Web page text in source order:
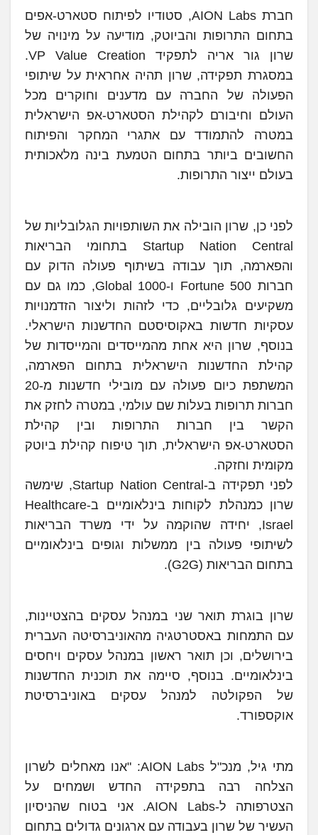
חברת AION Labs, סטודיו לפיתוח סטארט-אפים
בתחום התרופות והביוטק, מודיעה על מינויה של
שרון גור אריה לתפקיד VP Value Creation.
במסגרת תפקידה, שרון תהיה אחראית על שיתופי
הפעולה של החברה עם מדענים וחוקרים מכל
העולם וחיבורם לקהילת הסטארט-אפ הישראלית
במטרה להתמודד עם אתגרי המחקר והפיתוח
החשובים ביותר בתחום הטמעת בינה מלאכותית
בעולם ייצור התרופות.
לפני כן, שרון הובילה את השותפויות הגלובליות של
Startup Nation Central בתחומי הבריאות
והפארמה, תוך עבודה בשיתוף פעולה הדוק עם
חברות Fortune 500 ו-Global 1000, כמו גם עם
משקיעים גלובליים, כדי לזהות וליצור הזדמנויות
עסקיות חדשות באקוסיסטם החדשנות הישראלי.
בנוסף, שרון היא אחת מהמייסדים והמייסדות של
קהילת החדשנות הישראלית בתחום הפארמה,
המשתפת כיום פעולה עם מובילי חדשנות מ-20
חברות תרופות בעלות שם עולמי, במטרה לחזק את
הקשר בין חברות התרופות ובין קהילת
הסטארט-אפ הישראלית, תוך טיפוח קהילת ביוטק
מקומית וחזקה.
לפני תפקידה ב-Startup Nation Central, שימשה
שרון כמנהלת לקוחות בינלאומיים ב-Healthcare
Israel, יחידה שהוקמה על ידי משרד הבריאות
לשיתופי פעולה בין ממשלות וגופים בינלאומיים
בתחום הבריאות (G2G).
שרון בוגרת תואר שני במנהל עסקים בהצטיינות,
עם התמחות באסטרטגיה מהאוניברסיטה העברית
בירושלים, וכן תואר ראשון במנהל עסקים ויחסים
בינלאומיים. בנוסף, סיימה את תוכנית החדשנות
של הפקולטה למנהל עסקים באוניברסיטת
אוקספורד.
מתי גיל, מנכ"ל AION Labs: "אנו מאחלים לשרון
הצלחה רבה בתפקידה החדש ושמחים על
הצטרפותה ל-AION Labs. אני בטוח שהניסיון
העשיר של שרון בעבודה עם ארגונים גדולים בתחום